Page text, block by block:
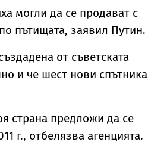
могли да се продават с
пътищата, заявил Путин.
от съветската
и че шест нови спътника
страна предложи да се
г., отбелязва агенцията.